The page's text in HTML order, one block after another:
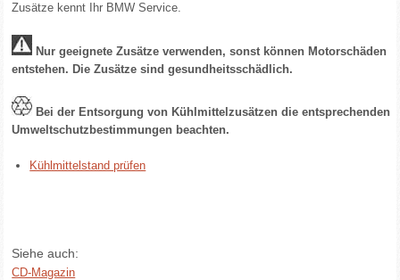
Zusätze kennt Ihr BMW Service.
Nur geeignete Zusätze verwenden, sonst können Motorschäden
entstehen. Die Zusätze sind gesundheitsschädlich.
Bei der Entsorgung von Kühlmittelzusätzen die entsprechenden
Umweltschutzbestimmungen beachten.
Kühlmittelstand prüfen
Siehe auch:
CD-Magazin